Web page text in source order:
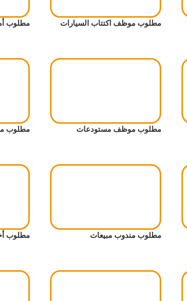
مطلوب موظف اكتتاب السيارات مطلوب
مطلوب موظف مستودعات مطلوب
مطلوب مندوب مبيعات مطلوب